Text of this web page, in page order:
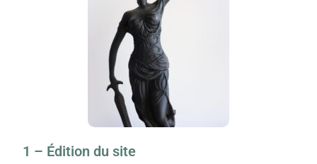
1 – Édition du site